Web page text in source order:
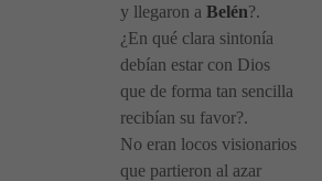
y llegaron a Belén?.
¿En qué clara sintonía
debían estar con Dios
que de forma tan sencilla
recibían su favor?.
No eran locos visionarios
que partieron al azar